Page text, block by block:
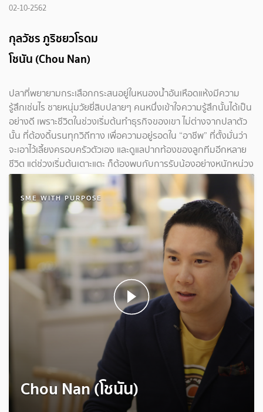
02-10-2562
กุลวัชร ภูริชยวโรดม
โชนัน (Chou Nan)
ปลาที่พยายามกระเสือกกระสนอยู่ในหนองน้ำอันเหือดแห้งมีความ
รู้สึกเช่นไร ชายหนุ่มวัยยี่สิบปลายๆ คนหนึ่งเข้าใจความรู้สึกนั้นได้เป็น
อย่างดี เพราะชีวิตในช่วงเริ่มต้นทำธุรกิจของเขา ไม่ต่างจากปลาตัว
นั้น ที่ต้องดิ้นรนทุกวิถีทาง เพื่อความอยู่รอดใน “อาชีพ” ที่ตั้งมั่นว่า
จะเอาไว้เลี้ยงครอบครัวตัวเอง และดูแลปากท้องของลูกทีมอีกหลาย
ชีวิต แต่ช่วงเริ่มต้นเตาะแตะ ก็ต้องพบกับการรับน้องอย่างหนักหน่วง
SME WITH PURPOSE
Chou Nan (โชนัน)